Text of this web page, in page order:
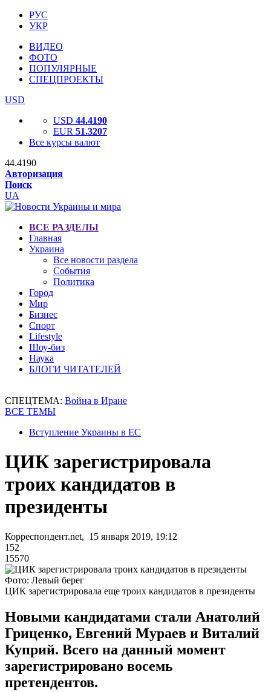
РУС
УКР
ВИДЕО
ФОТО
ПОПУЛЯРНЫЕ
СПЕЦПРОЕКТЫ
USD
USD 44.4190
EUR 51.3207
Все курсы валют
44.4190
Авторизация
Поиск
UA
ВСЕ РАЗДЕЛЫ
Главная
Украина
Все новости раздела
События
Политика
Город
Мир
Бизнес
Спорт
Lifestyle
Шоу-биз
Наука
БЛОГИ ЧИТАТЕЛЕЙ
СПЕЦТЕМА: Война в Иране
ВСЕ ТЕМЫ
Вступление Украины в ЕС
ЦИК зарегистрировала
троих кандидатов в
президенты
Корреспондент.net, 15 января 2019, 19:12
152
15570
Фото: Левый берег
ЦИК зарегистрировала еще троих кандидатов в президенты
Новыми кандидатами стали Анатолий
Гриценко, Евгений Мураев и Виталий
Куприй. Всего на данный момент
зарегистрировано восемь
претендентов.